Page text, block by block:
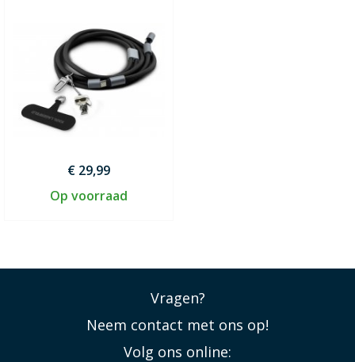
€ 29,99
Op voorraad
Vragen?
Neem contact met ons op!
Volg ons online: